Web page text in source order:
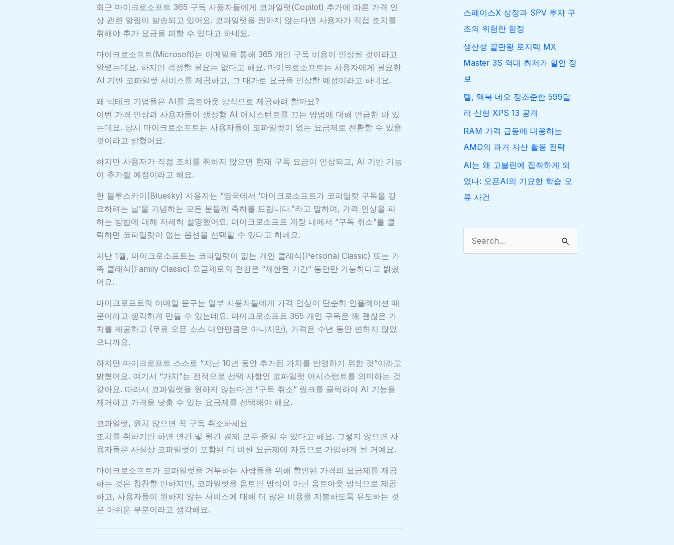
최근 마이크로소프트 365 구독 사용자들에게 코파일럿(Copilot) 추가에 따른 가격 인
상 관련 알림이 발송되고 있어요. 코파일럿을 원하지 않는다면 사용자가 직접 조치를
취해야 추가 요금을 피할 수 있다고 하네요.
마이크로소프트(Microsoft)는 이메일을 통해 365 개인 구독 비용이 인상될 것이라고
알렸는데요. 하지만 걱정할 필요는 없다고 해요. 마이크로소프트는 사용자에게 필요한
AI 기반 코파일럿 서비스를 제공하고, 그 대가로 요금을 인상할 예정이라고 하네요.
왜 빅테크 기업들은 AI를 옵트아웃 방식으로 제공하려 할까요?
이번 가격 인상과 사용자들이 생성형 AI 어시스턴트를 끄는 방법에 대해 언급한 바 있
는데요. 당시 마이크로소프트는 사용자들이 코파일럿이 없는 요금제로 전환할 수 있을
것이라고 밝혔어요.
하지만 사용자가 직접 조치를 취하지 않으면 현재 구독 요금이 인상되고, AI 기반 기능
이 추가될 예정이라고 해요.
한 블루스카이(Bluesky) 사용자는 “영국에서 ‘마이크로소프트가 코파일럿 구독을 강
요하려는 날’을 기념하는 모든 분들께 축하를 드립니다.”라고 말하며, 가격 인상을 피
하는 방법에 대해 자세히 설명했어요. 마이크로소프트 계정 내에서 “구독 취소”를 클
릭하면 코파일럿이 없는 옵션을 선택할 수 있다고 하네요.
지난 1월, 마이크로소프트는 코파일럿이 없는 개인 클래식(Personal Classic) 또는 가
족 클래식(Family Classic) 요금제로의 전환은 “제한된 기간” 동안만 가능하다고 밝혔
어요.
마이크로프트의 이메일 문구는 일부 사용자들에게 가격 인상이 단순히 인플레이션 때
문이라고 생각하게 만들 수 있는데요. 마이크로소프트 365 개인 구독은 꽤 괜찮은 가
치를 제공하고 (무료 오픈 소스 대안만큼은 아니지만), 가격은 수년 동안 변하지 않았
으니까요.
하지만 마이크로프트 스스로 “지난 10년 동안 추가된 가치를 반영하기 위한 것”이라고
밝혔어요. 여기서 “가치”는 전적으로 선택 사항인 코파일럿 어시스턴트를 의미하는 것
같아요. 따라서 코파일럿을 원하지 않는다면 “구독 취소” 링크를 클릭하여 AI 기능을
제거하고 가격을 낮출 수 있는 요금제를 선택해야 해요.
코파일럿, 원치 않으면 꼭 구독 취소하세요
조치를 취하기만 하면 연간 및 월간 결제 모두 줄일 수 있다고 해요. 그렇지 않으면 사
용자들은 사실상 코파일럿이 포함된 더 비싼 요금제에 자동으로 가입하게 될 거예요.
마이크로소프트가 코파일럿을 거부하는 사람들을 위해 할인된 가격의 요금제를 제공
하는 것은 칭찬할 만하지만, 코파일럿을 옵트인 방식이 아닌 옵트아웃 방식으로 제공
하고, 사용자들이 원하지 않는 서비스에 대해 더 많은 비용을 지불하도록 유도하는 것
은 아쉬운 부분이라고 생각해요.
스페이스X 상장과 SPV 투자 구
조의 위험한 함정
생산성 끝판왕 로지텍 MX
Master 3S 역대 최저가 할인 정
보
델, 맥북 네오 정조준한 599달
러 신형 XPS 13 공개
RAM 가격 급등에 대응하는
AMD의 과거 자산 활용 전략
AI는 왜 고블린에 집착하게 되
었나: 오픈AI의 기묘한 학습 오
류 사건